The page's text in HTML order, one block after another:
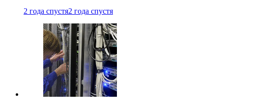
2 года спустя2 года спустя